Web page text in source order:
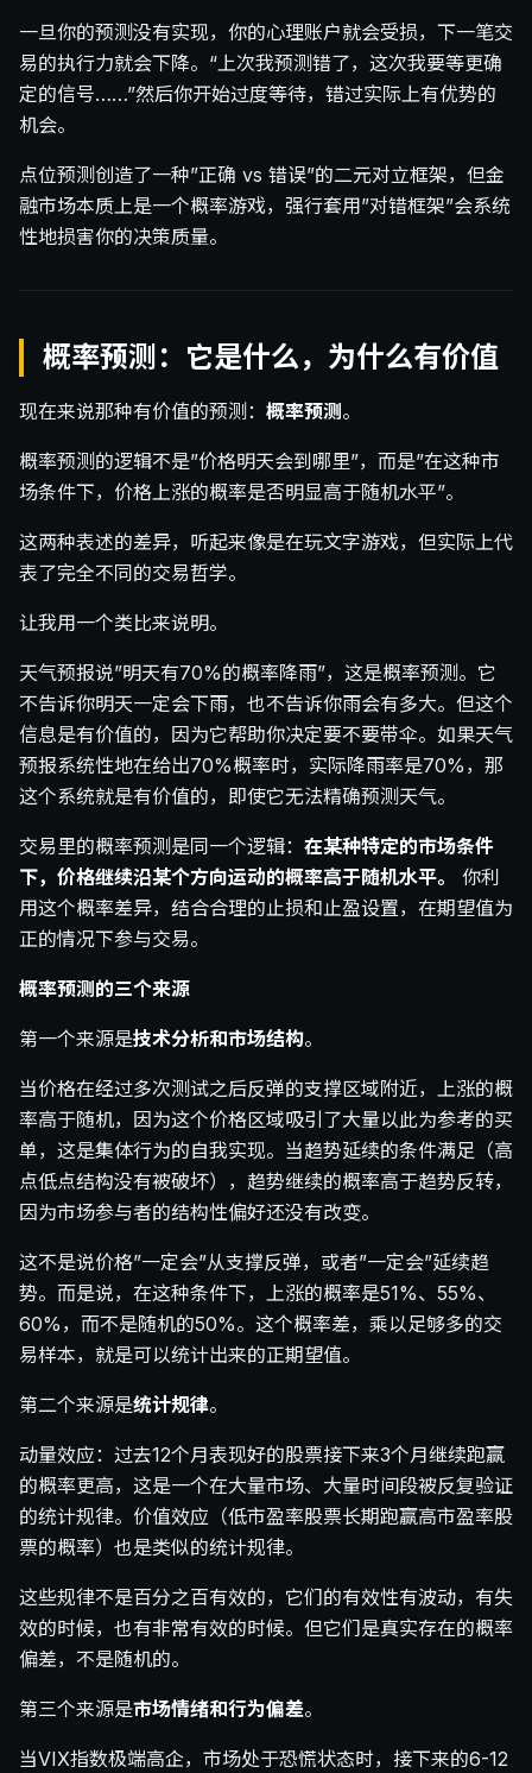
一旦你的预测没有实现，你的心理账户就会受损，下一笔交
易的执行力就会下降。“上次我预测错了，这次我要等更确
定的信号……”然后你开始过度等待，错过实际上有优势的
机会。
点位预测创造了一种”正确 vs 错误”的二元对立框架，但金
融市场本质上是一个概率游戏，强行套用”对错框架”会系统
性地损害你的决策质量。
概率预测：它是什么，为什么有价值
现在来说那种有价值的预测： 概率预测。
概率预测的逻辑不是”价格明天会到哪里”，而是”在这种市
场条件下，价格上涨的概率是否明显高于随机水平”。
这两种表述的差异，听起来像是在玩文字游戏，但实际上代
表了完全不同的交易哲学。
让我用一个类比来说明。
天气预报说”明天有70%的概率降雨”，这是概率预测。它
不告诉你明天一定会下雨，也不告诉你雨会有多大。但这个
信息是有价值的，因为它帮助你决定要不要带伞。如果天气
预报系统性地在给出70%概率时，实际降雨率是70%，那
这个系统就是有价值的，即使它无法精确预测天气。
交易里的概率预测是同一个逻辑： 在某种特定的市场条件
下，价格继续沿某个方向运动的概率高于随机水平。
你利
用这个概率差异，结合合理的止损和止盈设置，在期望值为
正的情况下参与交易。
概率预测的三个来源
第一个来源是技术分析和市场结构。
当价格在经过多次测试之后反弹的支撑区域附近，上涨的概
率高于随机，因为这个价格区域吸引了大量以此为参考的买
单，这是集体行为的自我实现。当趋势延续的条件满足（高
点低点结构没有被破坏），趋势继续的概率高于趋势反转，
因为市场参与者的结构性偏好还没有改变。
这不是说价格”一定会”从支撑反弹，或者”一定会”延续趋
势。而是说，在这种条件下，上涨的概率是51%、55%、
60%，而不是随机的50%。这个概率差，乘以足够多的交
易样本，就是可以统计出来的正期望值。
第二个来源是统计规律。
动量效应：过去12个月表现好的股票接下来3个月继续跑赢
的概率更高，这是一个在大量市场、大量时间段被反复验证
的统计规律。价值效应（低市盈率股票长期跑赢高市盈率股
票的概率）也是类似的统计规律。
这些规律不是百分之百有效的，它们的有效性有波动，有失
效的时候，也有非常有效的时候。但它们是真实存在的概率
偏差，不是随机的。
第三个来源是市场情绪和行为偏差。
当VIX指数极端高企，市场处于恐慌状态时，接下来的6-12